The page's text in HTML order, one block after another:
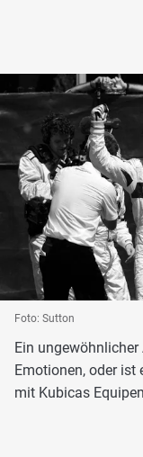
Foto: Sutton
Ein
Emotionen, oder ist
mit Kubicas